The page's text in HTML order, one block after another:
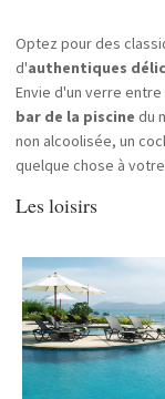
Optez pour des
d'authentiques
Envie d'un verre
bar de la piscine du
non alcoolisée, un
quelque chose à
Les loisirs